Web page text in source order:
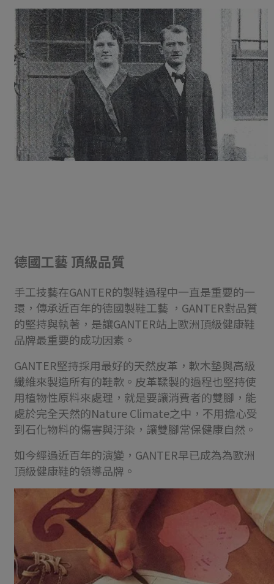
德國工藝 頂級品質
手工技藝在GANTER的製鞋過程中一直是重要的一
環，傳承近百年的德國製鞋工藝 ，GANTER對品質
的堅持與執著，是讓GANTER站上歐洲頂級健康鞋
品牌最重要的成功因素。
GANTER堅持採用最好的天然皮革，軟木墊與高級
纖維來製造所有的鞋款。皮革鞣製的過程也堅持使
用植物性原料來處理，就是要讓消費者的雙腳，能
處於完全天然的Nature Climate之中，不用擔心受
到石化物料的傷害與汙染，讓雙腳常保健康自然。
如今經過近百年的演變，GANTER早已成為為歐洲
頂級健康鞋的領導品牌。